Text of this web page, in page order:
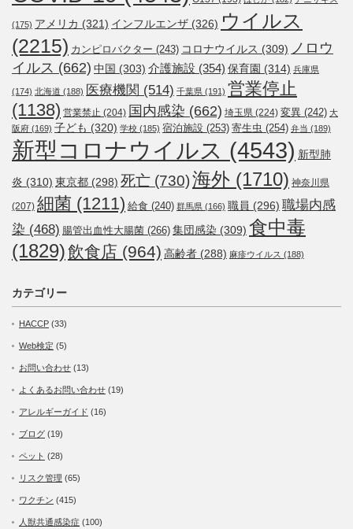
(175) アメリカ (321) インフルエンザ (326) ウイルス
(2215) カンピロバクター (243) コロナウイルス (309) ノロウ
イルス (662) 中国 (303) 介護施設 (354) 保育園 (314) 兵庫県
(174) 北海道 (188) 医療機関 (514) 千葉県 (191) 営業停止
(1138) 営業禁止 (204) 国内感染 (662) 埼玉県 (224) 変異 (242) 大
阪府 (169) 子ども (320) 学校 (185) 宿泊施設 (253) 寄生虫 (254) 弁当 (189)
新型コロナウイルス (4543) 新型肺
炎 (310) 東京都 (298) 死亡 (730)海外 (1710) 神奈川県
(207) 細菌 (1211) 給食 (240) 群馬県 (166) 職員 (296) 職場内感
染 (468) 腸管出血性大腸菌 (266) 集団感染 (309) 食中毒
(1829)飲食店 (964) 高齢者 (288) 麻疹ウイルス (188)
カテゴリー
HACCP (33)
Web検定 (5)
お問い合わせ (13)
よくあるお問い合わせ (19)
アレルギーガイド (16)
ブログ (19)
ペット (28)
リスク管理 (65)
ワクチン (415)
人獣共通感染症 (100)